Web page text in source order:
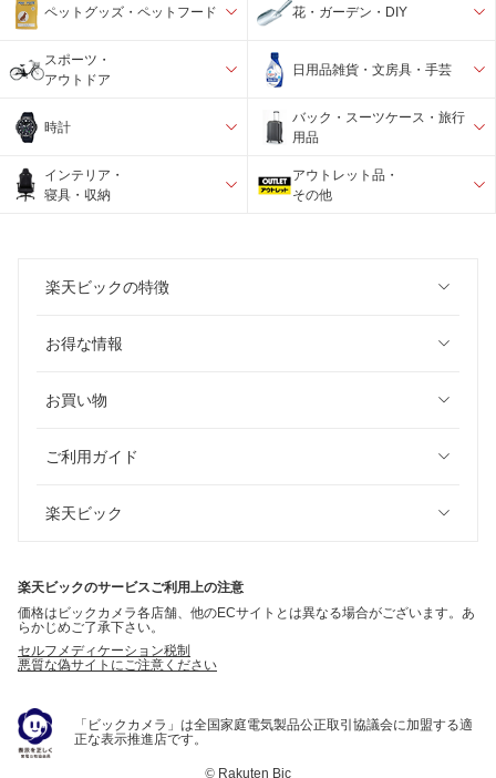
ペットグッズ・ペットフード 花・ガーデン・DIY
スポーツ・
アウトドア
日用品雑貨・文房具・手芸
時計
バック・スーツケース・旅行
用品
インテリア・
寝具・収納
アウトレット品・
その他
楽天ビックの特徴
お得な情報
お買い物
ご利用ガイド
楽天ビック
楽天ビックのサービスご利用上の注意
価格はビックカメラ各店舗、他のECサイトとは異なる場合がございます。あ
らかじめご了承下さい。
セルフメディケーション税制
悪質な偽サイトにご注意ください
「ビックカメラ」は全国家庭電気製品公正取引協議会に加盟する適
正な表示推進店です。
© Rakuten Bic